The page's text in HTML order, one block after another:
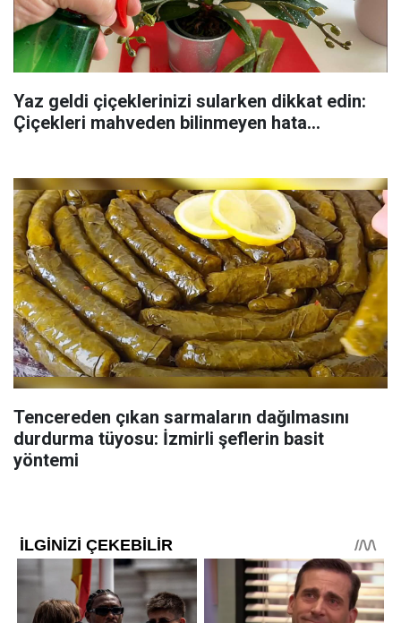
Yaz geldi çiçeklerinizi sularken dikkat edin:
Çiçekleri mahveden bilinmeyen hata...
Tencereden çıkan sarmaların dağılmasını
durdurma tüyosu: İzmirli şeflerin basit
yöntemi